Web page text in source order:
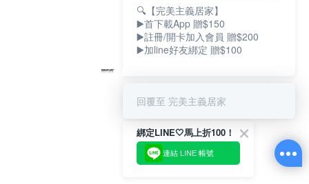
綁定LINE🤍馬上折100！
連結 LINE 帳號
🔍【完美主義居家】
▶️首下載App 贈$150
▶️註冊/開卡加入會員 贈$200
▶️加line好友綁定 贈$100
回覆至 完美主義居家